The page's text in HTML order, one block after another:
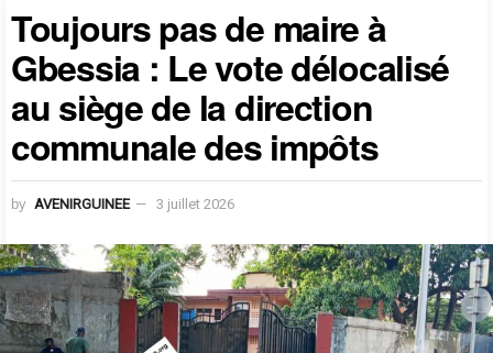
Toujours pas de maire à
Gbessia : Le vote délocalisé
au siège de la direction
communale des impôts
by AVENIRGUINEE 3 juillet 2026